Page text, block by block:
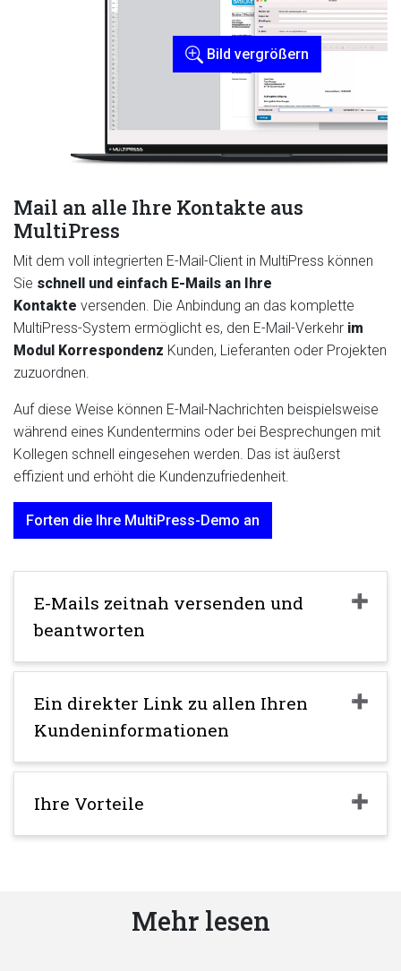
Mail an alle Ihre Kontakte aus
MultiPress
Mit dem voll integrierten E-Mail-Client in MultiPress können
Sie schnell und einfach E-Mails an Ihre
Kontakte versenden. Die Anbindung an das komplette
MultiPress-System ermöglicht es, den E-Mail-Verkehr im
Modul Korrespondenz Kunden, Lieferanten oder Projekten
zuzuordnen.
Auf diese Weise können E-Mail-Nachrichten beispielsweise
während eines Kundentermins oder bei Besprechungen mit
Kollegen schnell eingesehen werden. Das ist äußerst
effizient und erhöht die Kundenzufriedenheit.
Forten die Ihre MultiPress-Demo an
E-Mails zeitnah versenden und
beantworten
Ein direkter Link zu allen Ihren
Kundeninformationen
Ihre Vorteile
Bild vergrößern
Mehr lesen